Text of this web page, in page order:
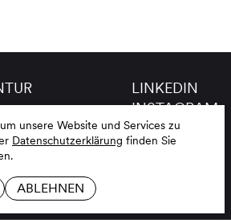
unsere Website und Services zu
Datenschutzerklärung finden Sie
ABLEHNEN
LINKEDIN
INSTAGRAM
GITHUB